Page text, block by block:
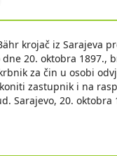
krojač iz Sarajeva
20. oktobra 1897.,
za čin u osobi
zastupnik i na
Sarajevo, 20. oktobra